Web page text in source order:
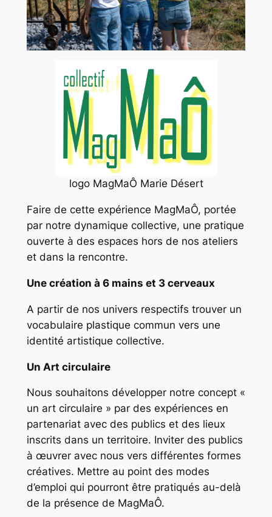
logo MagMaÔ Marie Désert
Faire de cette expérience MagMaÔ, portée
par notre dynamique collective, une pratique
ouverte à des espaces hors de nos ateliers
et dans la rencontre.
Une création à 6 mains et 3 cerveaux
A partir de nos univers respectifs trouver un
vocabulaire plastique commun vers une
identité artistique collective.
Un Art circulaire
Nous souhaitons développer notre concept «
un art circulaire » par des expériences en
partenariat avec des publics et des lieux
inscrits dans un territoire. Inviter des publics
à œuvrer avec nous vers différentes formes
créatives. Mettre au point des modes
d’emploi qui pourront être pratiqués au-delà
de la présence de MagMaÔ.